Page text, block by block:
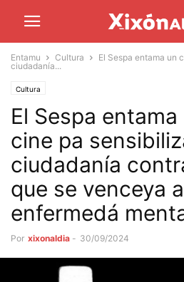
Entamu Cultura
El Sespa entama un
ciudadanía...
Cultura
El Sespa
cine pa
ciudadanía
que se venceya
enfermedá
Por xixonaldia - 30/09/2024